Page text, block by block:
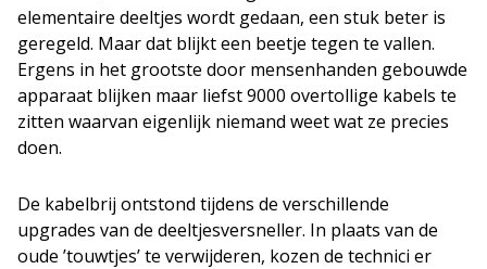
elementaire deeltjes wordt gedaan, een stuk beter is
geregeld. Maar dat blijkt een beetje tegen te vallen.
Ergens in het grootste door mensenhanden gebouwde
apparaat blijken maar liefst 9000 overtollige kabels te
zitten waarvan eigenlijk niemand weet wat ze precies
doen.
De kabelbrij ontstond tijdens de verschillende
upgrades van de deeltjesversneller. In plaats van de
oude ’touwtjes’ te verwijderen, kozen de technici er